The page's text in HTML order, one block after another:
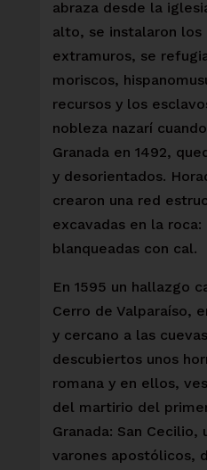
abraza desde la
alto, se instalaron los
extramuros, se
moriscos,
recursos y los
nobleza nazarí
Granada en 1492,
y desorientados.
crearon una red
excavadas en la roca:
blanqueadas con cal.
En 1595 un hallazgo
Cerro de Valparaíso,
y cercano a las
descubiertos unos
romana y en ellos,
del martirio del
Granada: San
varones apostólicos,